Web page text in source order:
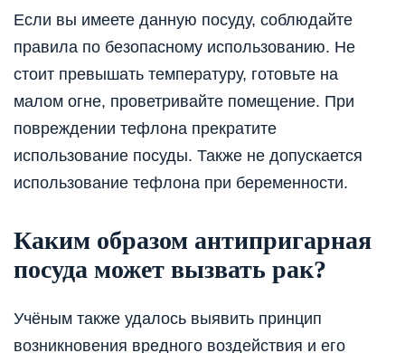
Если вы имеете данную посуду, соблюдайте
правила по безопасному использованию. Не
стоит превышать температуру, готовьте на
малом огне, проветривайте помещение. При
повреждении тефлона прекратите
использование посуды. Также не допускается
использование тефлона при беременности.
Каким образом антипригарная
посуда может вызвать рак?
Учёным также удалось выявить принцип
возникновения вредного воздействия и его